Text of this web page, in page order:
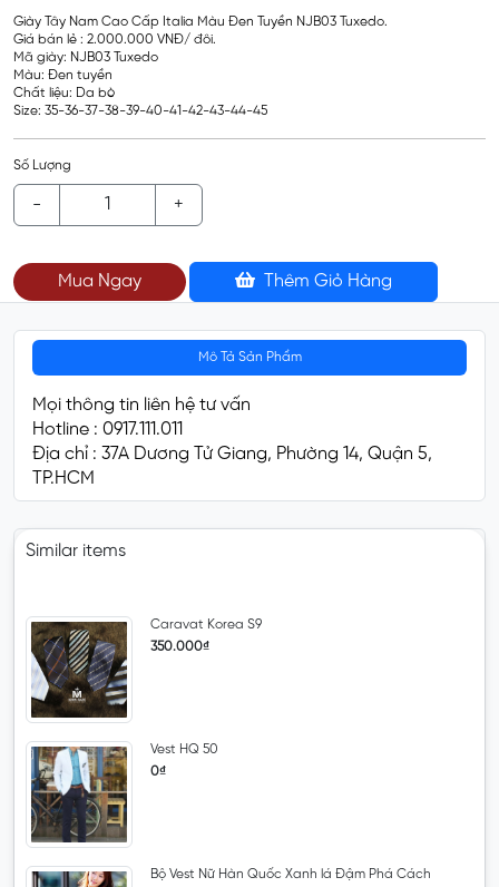
Giày Tây Nam Cao Cấp Italia Màu Đen Tuyền NJB03 Tuxedo.
Giá bán lẻ : 2.000.000 VNĐ/ đôi.
Mã giày: NJB03 Tuxedo
Màu: Đen tuyền
Chất liệu: Da bò
Size: 35-36-37-38-39-40-41-42-43-44-45
Số Lượng
- +
Mua Ngay Thêm Giỏ Hàng
Mô Tả Sản Phẩm
Mọi thông tin liên hệ tư vấn
Hotline : 0917.111.011
Địa chỉ : 37A Dương Tử Giang, Phường 14, Quận 5,
TP.HCM
Similar items
Caravat Korea S9
350.000₫
Vest HQ 50
0₫
Bộ Vest Nữ Hàn Quốc Xanh lá Đậm Phá Cách